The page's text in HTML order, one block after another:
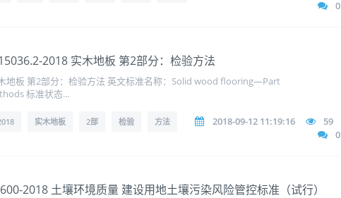
0
2018 实木地板 第2部分：检验方法
地板 第2部分：检验方法 英文标准名称：Solid wood flooring—Part
标准状态...
实木地板 2部 检验 方法 2018-09-12 11:19:16
59
0
2018 土壤环境质量 建设用地土壤污染风险管控标准（试行）